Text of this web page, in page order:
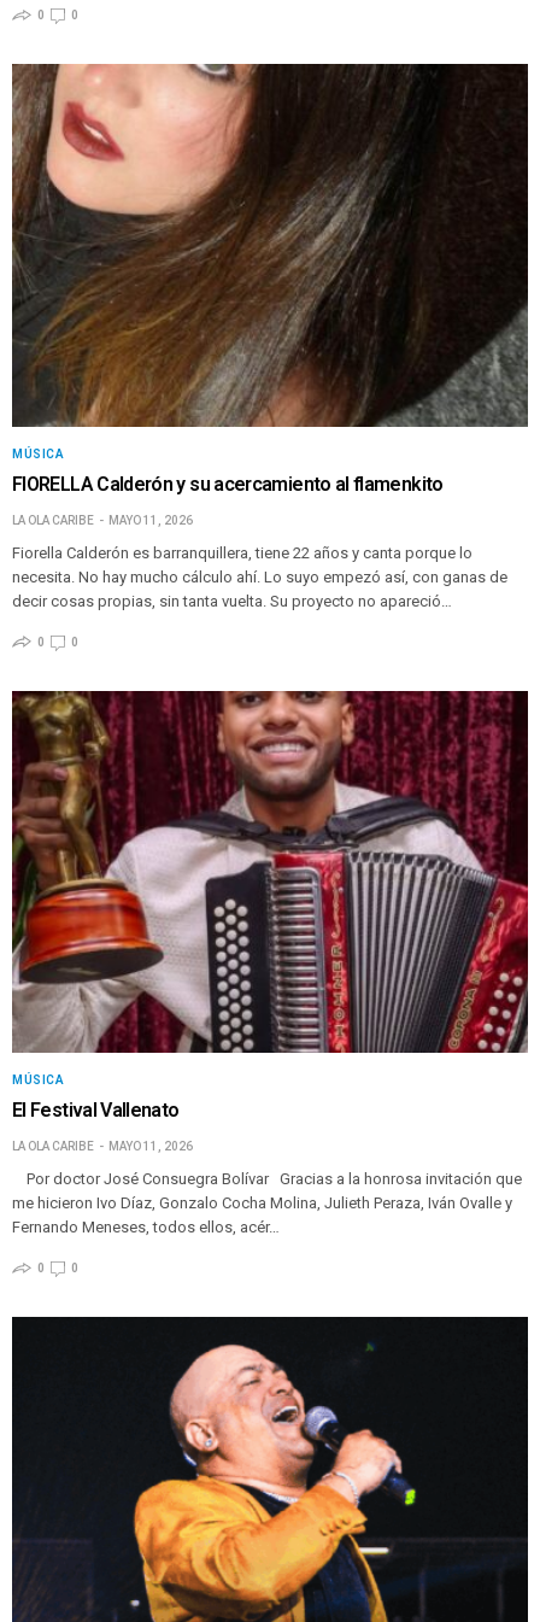
0 0
MÚSICA
FIORELLA Calderón y su acercamiento al flamenkito
LA OLA CARIBE MAYO 11, 2026
Fiorella Calderón es barranquillera, tiene 22 años y canta porque lo
necesita. No hay mucho cálculo ahí. Lo suyo empezó así, con ganas de
decir cosas propias, sin tanta vuelta. Su proyecto no apareció…
0 0
MÚSICA
El Festival Vallenato
LA OLA CARIBE MAYO 11, 2026
Por doctor José Consuegra Bolívar Gracias a la honrosa invitación que
me hicieron Ivo Díaz, Gonzalo Cocha Molina, Julieth Peraza, Iván Ovalle y
Fernando Meneses, todos ellos, acér…
0 0